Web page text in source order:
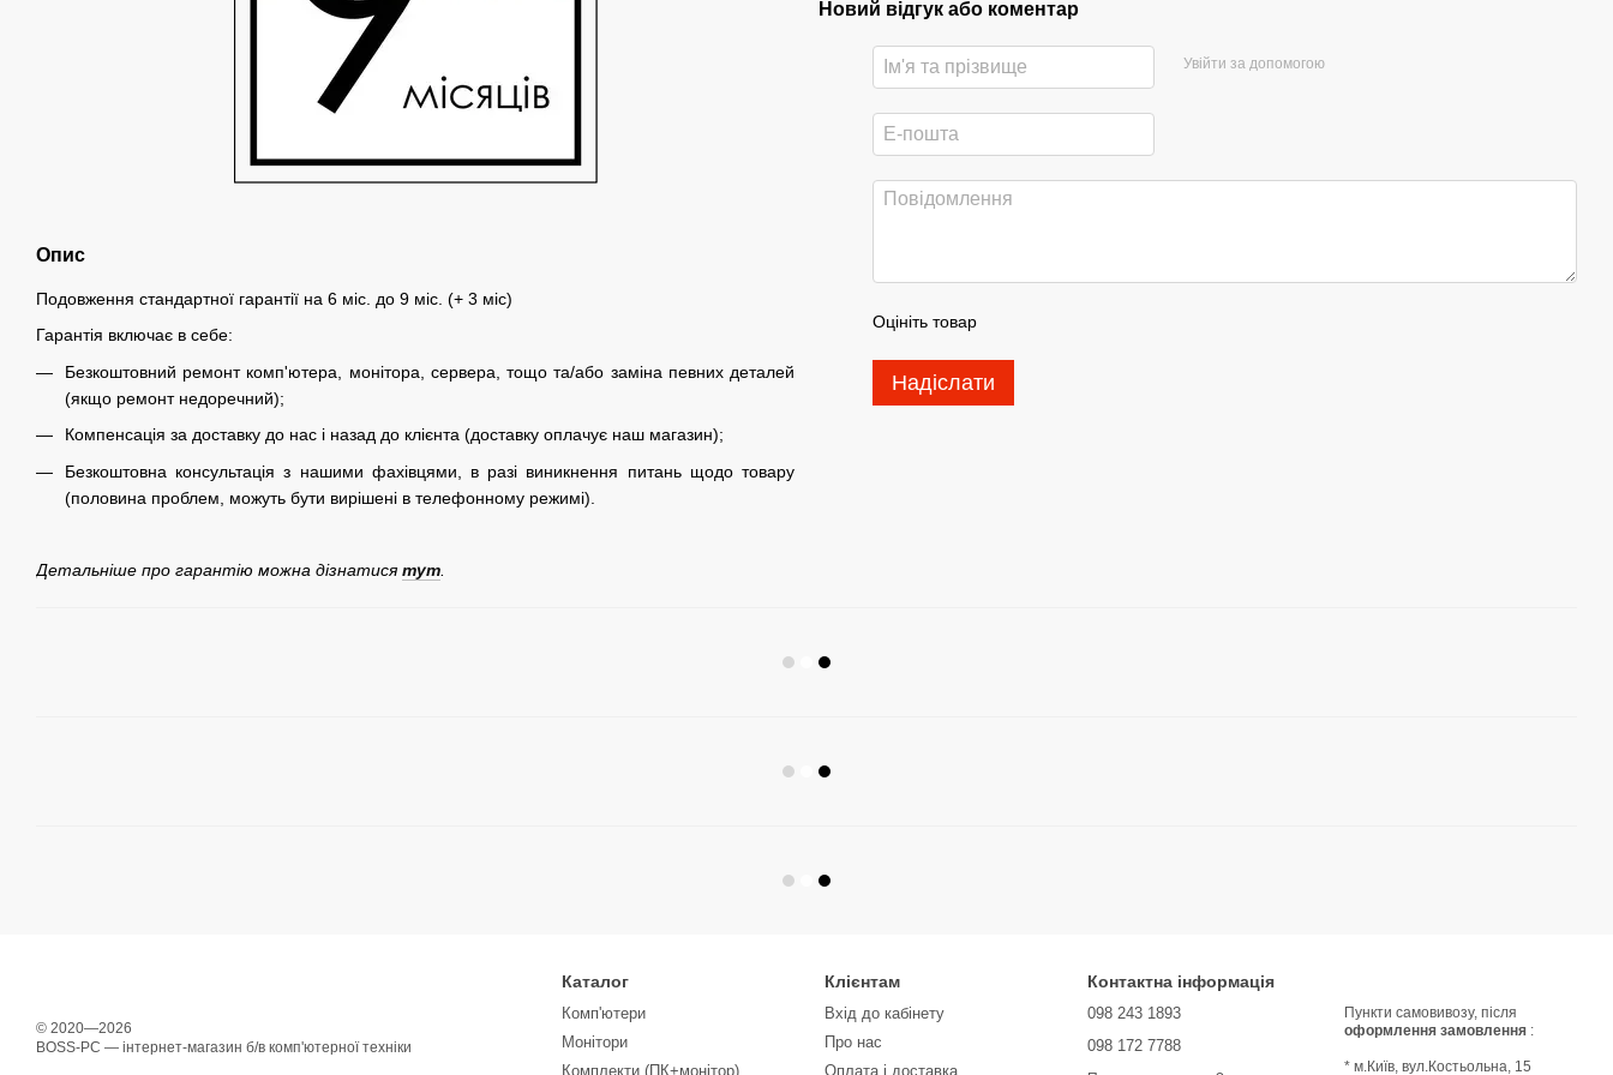
Опис
Подовження стандартної гарантії на 6 міс. до 9 міс. (+ 3 міс)
Гарантія включає в себе:
Безкоштовний ремонт комп'ютера, монітора, сервера, тощо та/або заміна певних деталей
(якщо ремонт недоречний);
Компенсація за доставку до нас і назад до клієнта (доставку оплачує наш магазин);
Безкоштовна консультація з нашими фахівцями, в разі виникнення питань щодо товару
(половина проблем, можуть бути вирішені в телефонному режимі).
Детальніше про гарантію можна дізнатисятут.
Новий відгук або коментар
Увійти за допомогою
Оцініть товар
Надіслати
© 2020—2026
BOSS-PC — інтернет-магазин б/в комп'ютерної техніки
Каталог
Комп'ютери
Монітори
Комплекти (ПК+монітор)
Клієнтам
Вхід до кабінету
Про нас
Оплата і доставка
Контактна інформація
098 243 1893
098 172 7788
Пункти самовивозу, після
оформлення замовлення :
* м.Київ, вул.Костьольна, 15